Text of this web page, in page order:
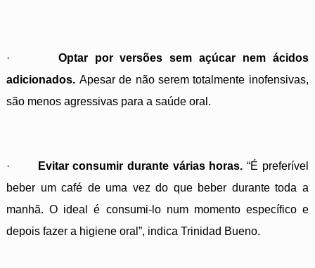
· Optar por versões sem açúcar nem ácidos
adicionados. Apesar de não serem totalmente inofensivas,
são menos agressivas para a saúde oral.
· Evitar consumir durante várias horas.“É preferível
beber um café de uma vez do que beber durante toda a
manhã. O ideal é consumi-lo num momento específico e
depois fazer a higiene oral”, indica Trinidad Bueno.